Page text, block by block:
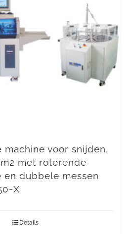
machine voor snijden,
met roterende
en dubbele messen
X
Details